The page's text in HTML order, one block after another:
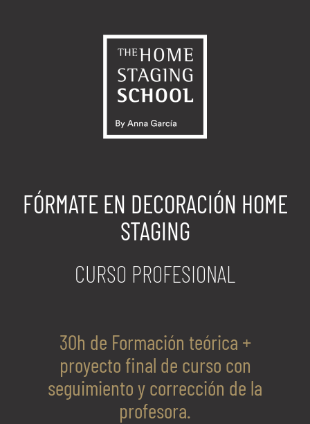
FÓRMATE EN DECORACIÓN HOME
STAGING
CURSO PROFESIONAL
30h de Formación teórica +
proyecto final de curso con
seguimiento y corrección de la
profesora.